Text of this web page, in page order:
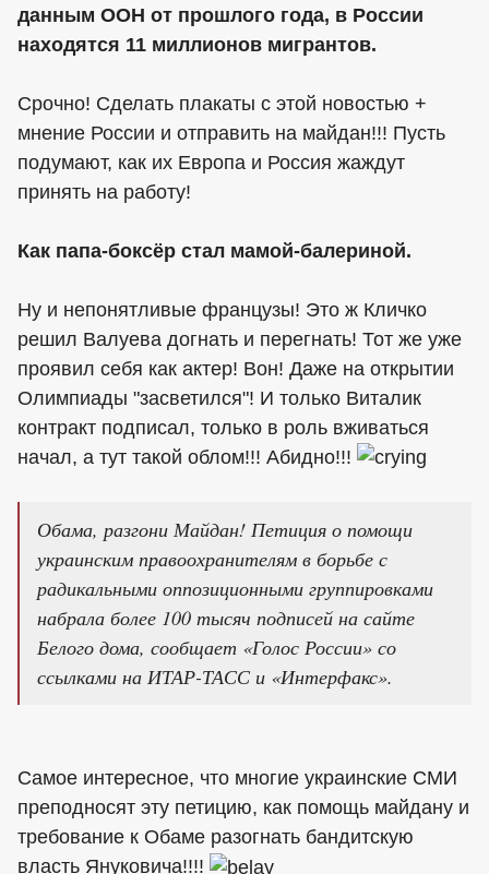
данным ООН от прошлого года, в России
находятся 11 миллионов мигрантов.
Срочно! Сделать плакаты с этой новостью +
мнение России и отправить на майдан!!! Пусть
подумают, как их Европа и Россия жаждут
принять на работу!
Как папа-боксёр стал мамой-балериной.
Ну и непонятливые французы! Это ж Кличко
решил Валуева догнать и перегнать! Тот же уже
проявил себя как актер! Вон! Даже на открытии
Олимпиады "засветился"! И только Виталик
контракт подписал, только в роль вживаться
начал, а тут такой облом!!! Абидно!!!
Обама, разгони Майдан! Петиция о помощи
украинским правоохранителям в борьбе с
радикальными оппозиционными группировками
набрала более 100 тысяч подписей на сайте
Белого дома, сообщает «Голос России» со
ссылками на ИТАР-ТАСС и «Интерфакс».
Самое интересное, что многие украинские СМИ
преподносят эту петицию, как помощь майдану и
требование к Обаме разогнать бандитскую
власть Януковича!!!!